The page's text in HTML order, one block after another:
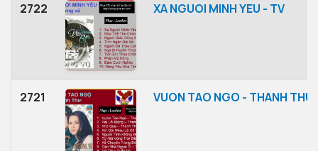
2722 XA NGUOI MINH YEU - TV
2721 VUON TAO NGO - THANH THU